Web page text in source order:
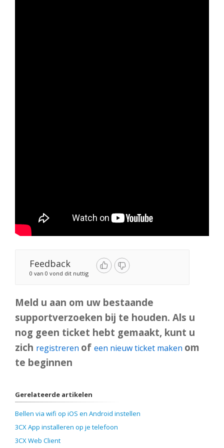
Feedback
0 van 0 vond dit nuttig
Meld u aan om uw bestaande
supportverzoeken bij te houden. Als u
nog geen ticket hebt gemaakt, kunt u
zich registreren of een nieuw ticket maken om
te beginnen
Gerelateerde artikelen
Bellen via wifi op iOS en Android instellen
3CX App installeren op je telefoon
3CX Web Client